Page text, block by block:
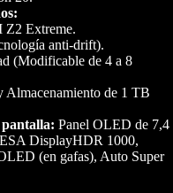
Z2 Extreme.
anti-drift).
(Modificable de 4 a 8
de 1 TB
pantalla: Panel OLED de 7,4
DisplayHDR 1000,
(en gafas), Auto Super